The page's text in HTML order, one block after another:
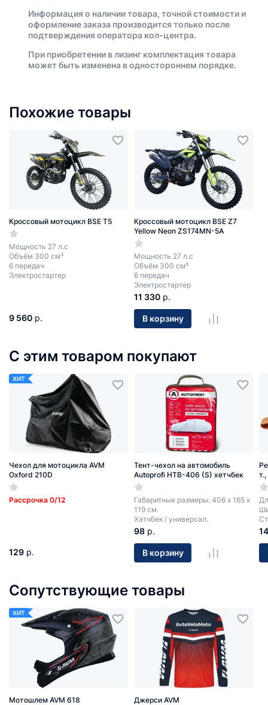
Информация о наличии товара, точной стоимости и
оформление заказа производится только после
подтверждения оператора кол-центра.
При приобретении в лизинг комплектация товара
может быть изменена в одностороннем порядке.
Похожие товары
Кроссовый мотоцикл BSE T5
Мощность 27 л.с
Объём 300 см³
6 передач
Электростартер
9 560 р.
Кроссовый мотоцикл BSE Z7
Yellow Neon ZS174MN-5A
Мощность 27 л.с
Объём 300 см³
6 передач
Электростартер
11 330 р.
В корзину
С этим товаром покупают
ХИТ
Чехол для мотоцикла AVM
Oxford 210D
Рассрочка 0/12
129 р.
Тент-чехол на автомобиль
Autoprofi HTB-406 (S) хетчбек
Габаритные размеры: 406 х 165 х
119 см.
Хэтчбек / универсал.
98 р.
В корзину
14
Сопутствующие товары
ХИТ
Мотошлем AVM 618 Джерси AVM